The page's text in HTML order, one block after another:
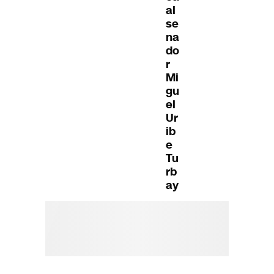
al
se
na
do
r
Mi
gu
el
Ur
ib
e
Tu
rb
ay